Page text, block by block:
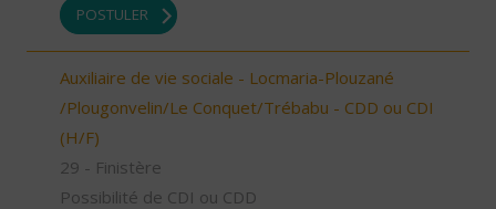
POSTULER
Auxiliaire de vie sociale - Locmaria-Plouzané
/Plougonvelin/Le Conquet/Trébabu - CDD ou CDI
(H/F)
29 - Finistère
Possibilité de CDI ou CDD